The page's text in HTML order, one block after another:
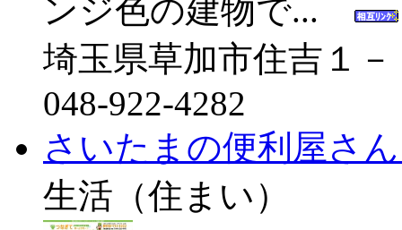
ンジ色の建物で...
埼玉県草加市住吉１
048-922-4282
さいたまの便利屋さ
生活（住まい）